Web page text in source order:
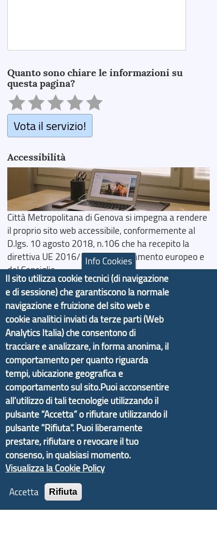
Quanto sono chiare le informazioni su
questa pagina?
Vota il servizio!
Accessibilità
Città Metropolitana di Genova si impegna a rendere
il proprio sito web accessibile, conformemente al
D.lgs. 10 agosto 2018, n.106 che ha recepito la
direttiva UE 2016/2102 del Parlamento europeo e
del Consiglio.
Dichiarazione di Accessibilità
Il progetto Aree Interne
Il portale di marketing territoriale e sviluppo locale
di Genova Città Metropolitana si è sviluppato a
partire dal progetto nazionale Aree Interne
promosso dal Dipartimento per lo Sviluppo
Economico e finalizzato al rilancio socio-economico
delle valli dell’entroterra. In particolare fornisce
informazioni ed aggiornamenti sulla
d'Area Antola-Tigullio, in collaborazione con Regione
Liguria ed ANCI Liguria.
Info Cookies
Il sito utilizza cookie tecnici (di navigazione
e di sessione) che garantiscono la normale
navigazione e fruizione del sito web e
cookie analitici inviati da terze parti (Web
Analytics Italia) che consentono di
tracciare e analizzare, in forma anonima, il
comportamento per quanto riguarda
tempi, ubicazione geografica e
comportamento sul sito.Puoi acconsentire
all’utilizzo di tali tecnologie utilizzando il
pulsante “Accetta” o rifiutare utilizzando il
pulsante "Rifiuta". Puoi liberamente
prestare, rifiutare o revocare il tuo
consenso, in qualsiasi momento.
Visualizza la Cookie Policy
Accetta
Rifiuta